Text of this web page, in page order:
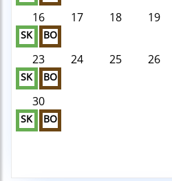
16
SK BO
17 18 19
23
SK BO
24 25 26
30
SK BO